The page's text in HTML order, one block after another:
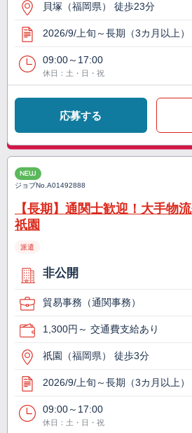
貝塚（福岡県） 徒歩23分
2026/9/上旬～長期（3カ月以上）
09:00～17:00
休日：土・日・祝
応募する
NEW
ジョブNo.A01492888
【長期】通関士歓迎！大手物
祇園
派遣
非公開
貿易事務（通関事務）
1,300円～ 交通費支給あり
祇園（福岡県） 徒歩3分
2026/9/上旬～長期（3カ月以上）
09:00～17:00
休日：土・日・祝